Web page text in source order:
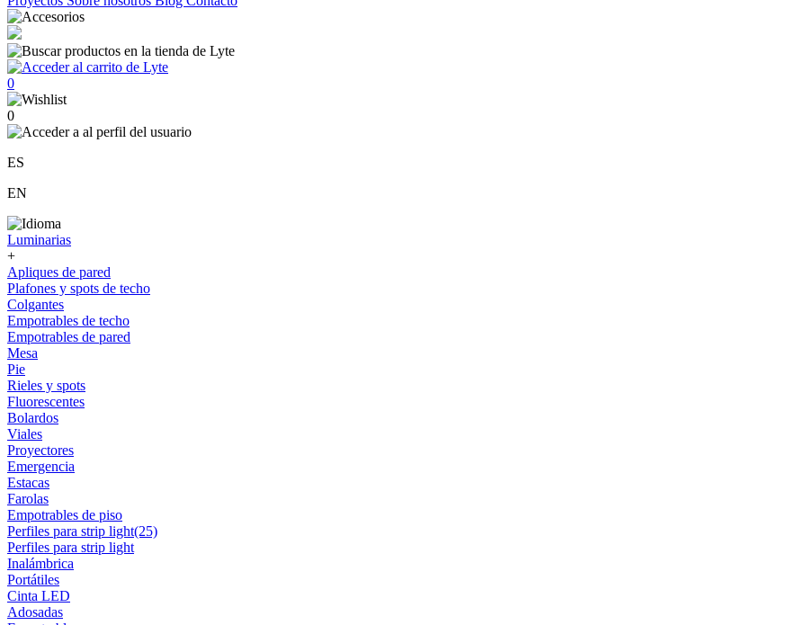
0
0
ES
EN
Luminarias
+
Apliques de pared
Plafones y spots de techo
Colgantes
Empotrables de techo
Empotrables de pared
Mesa
Pie
Rieles y spots
Fluorescentes
Bolardos
Viales
Proyectores
Emergencia
Estacas
Farolas
Empotrables de piso
Perfiles para strip light(25)
Perfiles para strip light
Inalámbrica
Portátiles
Cinta LED
Adosadas